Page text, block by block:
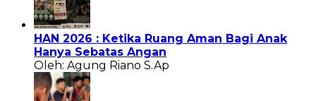
HAN 2026 : Ketika Ruang Aman Bagi Anak
Hanya Sebatas Angan
Oleh: Agung Riano S.Ap